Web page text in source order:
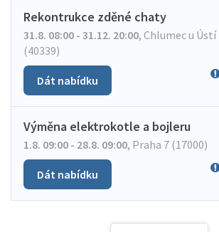
Rekontrukce zděné chaty
31.8. 08:00 - 31.12. 20:00, Chlumec u Ústí
(40339)
Dát nabídku
Výměna elektrokotle a bojleru
1.8. 09:00 - 28.8. 09:00, Praha 7 (17000)
Dát nabídku